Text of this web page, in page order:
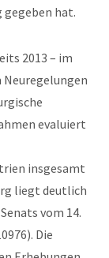
hat.
2013 – im
Neuregelungen
evaluiert
insgesamt
liegt deutlich
vom 14.
Die